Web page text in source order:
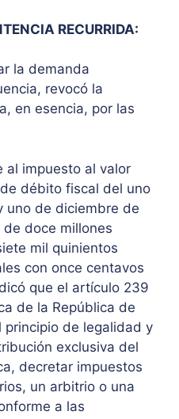
RECURRIDA:
la demanda
revocó la
en esencia, por las
al impuesto al valor
débito fiscal del uno
uno de diciembre de
doce millones
mil quinientos
con once centavos
que el artículo 239
de la República de
principio de legalidad y
exclusiva del
decretar impuestos
un arbitrio o una
a las